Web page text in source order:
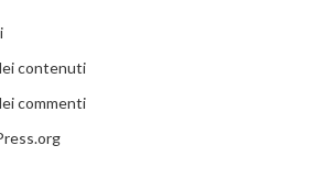
contenuti
commenti